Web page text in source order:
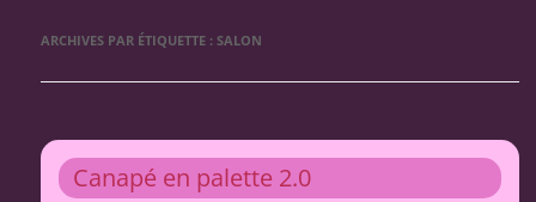
ARCHIVES PAR ÉTIQUETTE : SALON
Canapé en palette 2.0